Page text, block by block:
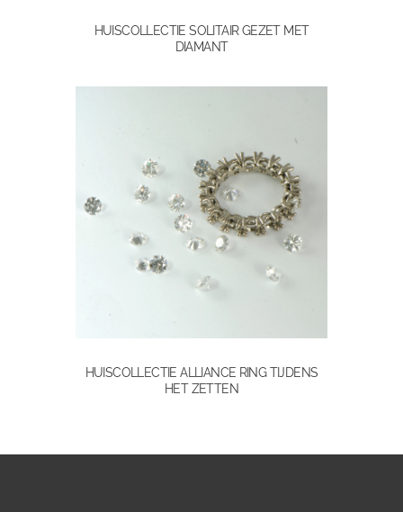
HUISCOLLECTIE SOLITAIR GEZET MET
DIAMANT
HUISCOLLECTIE ALLIANCE RING TIJDENS
HET ZETTEN